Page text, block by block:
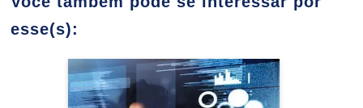
COMPUTADORES
ÉLIDA PATRÍCIA DE SOUZA
esse(s):
Análise e Desenvolvimento
de Sistemas